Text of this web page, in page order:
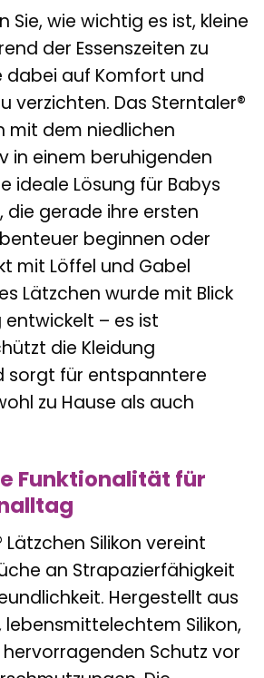
Sie, wie wichtig es ist, kleine
der Essenszeiten zu
dabei auf Komfort und
verzichten. Das Sterntaler®
mit dem niedlichen
in einem beruhigenden
ideale Lösung für Babys
die gerade ihre ersten
beginnen oder
mit Löffel und Gabel
Lätzchen wurde mit Blick
– es ist
die Kleidung
sorgt für entspanntere
zu Hause als auch
Funktionalität für
Silikon vereint
an Strapazierfähigkeit
Hergestellt aus
Silikon,
Schutz vor